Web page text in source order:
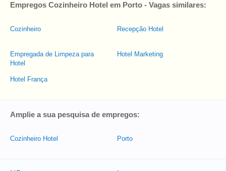
Empregos Cozinheiro Hotel em Porto - Vagas similares:
Cozinheiro
Empregada de Limpeza para
Hotel
Hotel França
Recepção Hotel
Hotel Marketing
Amplie a sua pesquisa de empregos:
Cozinheiro Hotel Porto